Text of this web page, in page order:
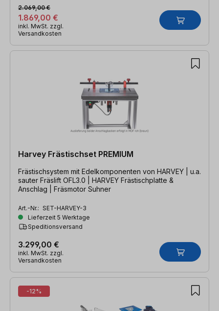
1.869,00 €
2.069,00 €
inkl. MwSt. zzgl.
Versandkosten
Harvey Frästischset PREMIUM
Frästischsystem mit Edelkomponenten von HARVEY | u.a.
sauter Fräslift OFL3.0 | HARVEY Frästischplatte &
Anschlag | Fräsmotor Suhner
Art.-Nr.: SET-HARVEY-3
Lieferzeit 5 Werktage
Speditionsversand
3.299,00 €
inkl. MwSt. zzgl.
Versandkosten
-12%